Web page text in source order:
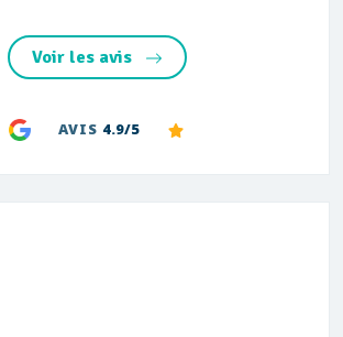
Voir les avis
AVIS 4.9/5